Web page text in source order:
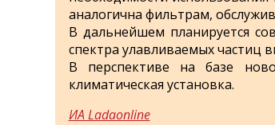
аналогична фильтрам,
В дальнейшем планируется
спектра улавливаемых частиц
В перспективе на базе
климатическая установка.
ИА Ladaonline